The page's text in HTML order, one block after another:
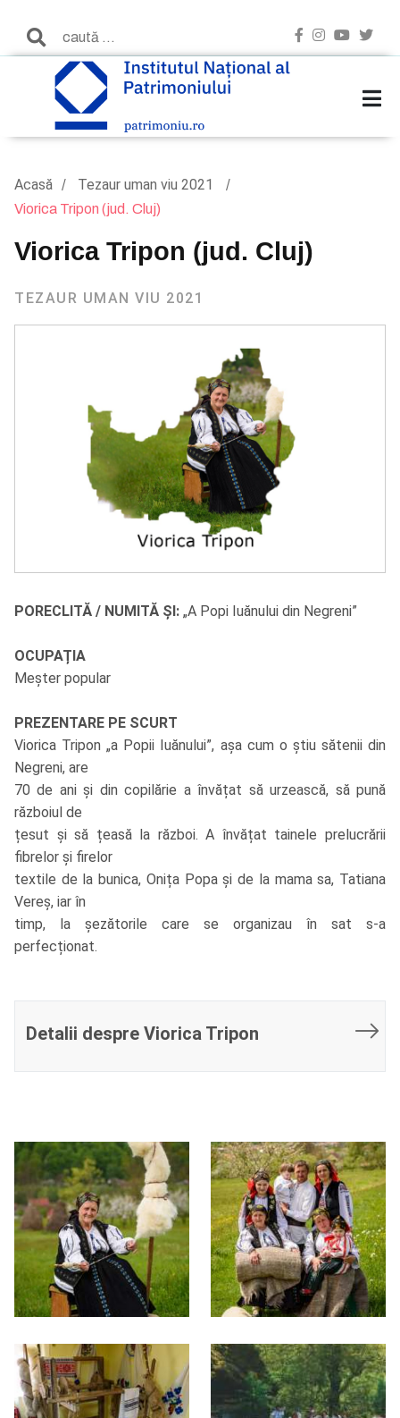
Acasă Tezaur uman viu 2021
Viorica Tripon (jud. Cluj)
Viorica Tripon (jud. Cluj)
TEZAUR UMAN VIU 2021
PORECLITĂ / NUMITĂ ȘI: „A Popi Iuănului din Negreni”
OCUPAȚIA
Meșter popular
PREZENTARE PE SCURT
Viorica Tripon „a Popii Iuănului”, așa cum o știu sătenii din
Negreni, are
70 de ani și din copilărie a învățat să urzească, să pună
războiul de
țesut și să țeasă la război. A învățat tainele prelucrării
fibrelor și firelor
textile de la bunica, Onița Popa și de la mama sa, Tatiana
Vereș, iar în
timp, la șezătorile care se organizau în sat s-a
perfecționat.
Detalii despre Viorica Tripon